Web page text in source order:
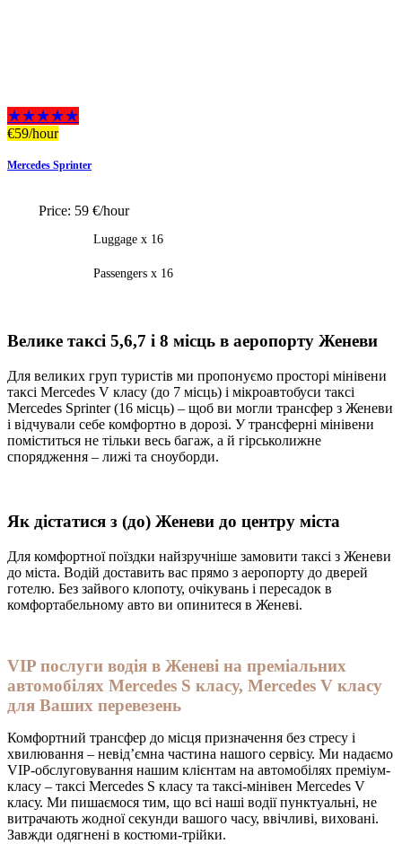
★★★★★
€59/hour
Mercedes Sprinter
Price: 59 €/hour
Luggage x 16
Passengers x 16
Велике таксі 5,6,7 і 8 місць в аеропорту Женеви
Для великих груп туристів ми пропонуємо просторі мінівени
таксі Mercedes V класу (до 7 місць) і мікроавтобуси таксі
Mercedes Sprinter (16 місць) – щоб ви могли трансфер з Женеви
і відчували себе комфортно в дорозі. У трансферні мінівени
поміститься не тільки весь багаж, а й гірськолижне
спорядження – лижі та сноуборди.
Як дістатися з (до) Женеви до центру міста
Для комфортної поїздки найзручніше замовити таксі з Женеви
до міста. Водій доставить вас прямо з аеропорту до дверей
готелю. Без зайвого клопоту, очікувань і пересадок в
комфортабельному авто ви опинитеся в Женеві.
VIP послуги водія в Женеві на преміальних
автомобілях Mercedes S класу, Mercedes V класу
для Ваших перевезень
Комфортний трансфер до місця призначення без стресу і
хвилювання – невід’ємна частина нашого сервісу. Ми надаємо
VIP-обслуговування нашим клієнтам на автомобілях преміум-
класу – таксі Mercedes S класу та таксі-мінівен Mercedes V
класу. Ми пишаємося тим, що всі наші водії пунктуальні, не
витрачають жодної секунди вашого часу, ввічливі, виховані.
Завжди одягнені в костюми-трійки.